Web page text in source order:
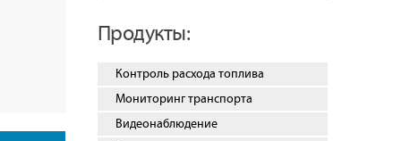
Продукты:
Контроль расхода топлива
Мониторинг транспорта
Видеонаблюдение